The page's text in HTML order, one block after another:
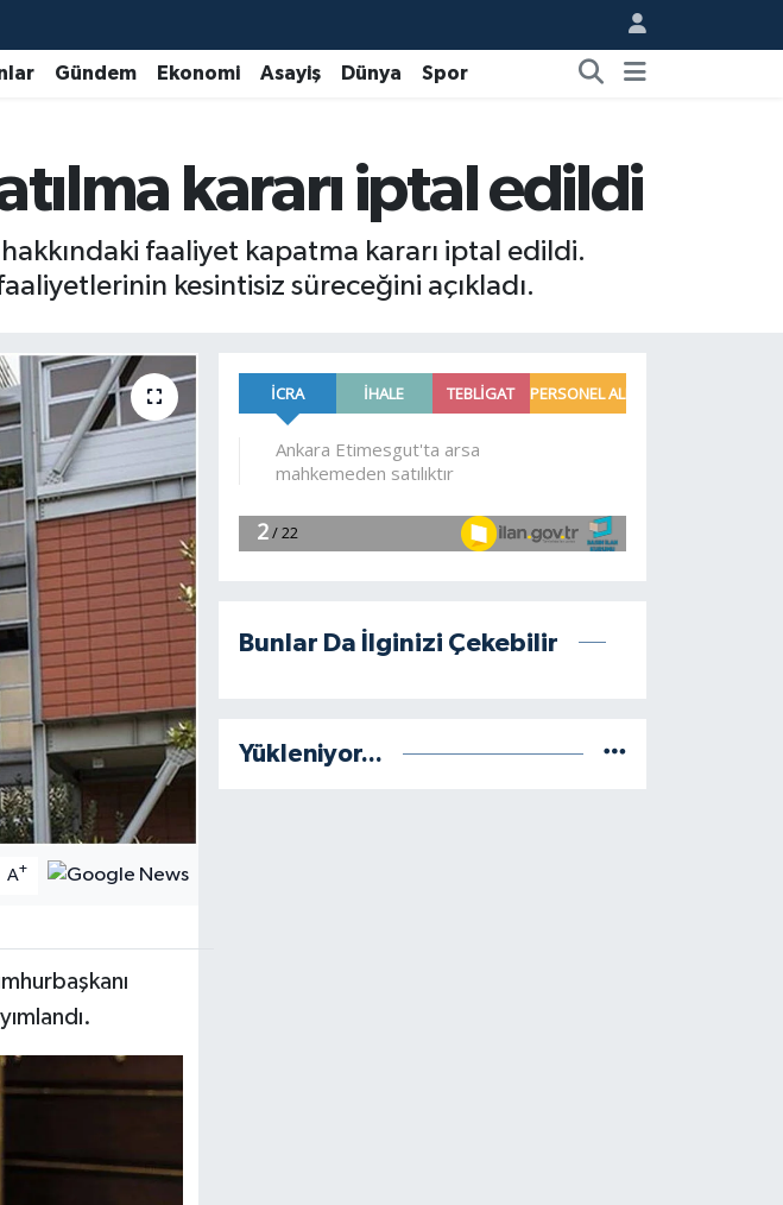
Gündem Ekonomi Asayiş Dünya Spor
kararı iptal edildi
faaliyet kapatma kararı iptal edildi.
kesintisiz süreceğini açıkladı.
A+
Bunlar Da İlginizi Çekebilir
Yükleniyor...